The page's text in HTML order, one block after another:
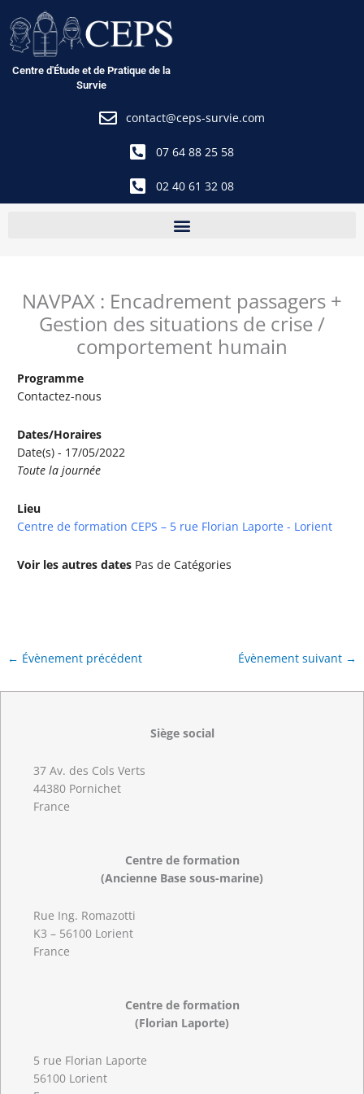
au
contenu
Centre d'Étude et de Pratique de la
Survie
contact@ceps-survie.com
07 64 88 25 58
02 40 61 32 08
NAVPAX : Encadrement passagers +
Gestion des situations de crise /
comportement humain
Programme
Contactez-nous
Dates/Horaires
Date(s) - 17/05/2022
Toute la journée
Lieu
Centre de formation CEPS – 5 rue Florian Laporte - Lorient
Voir les autres dates Pas de Catégories
← Évènement précédent Évènement suivant →
Siège social
37 Av. des Cols Verts
44380 Pornichet
France
Centre de formation
(Ancienne Base sous-marine)
Rue Ing. Romazotti
K3 – 56100 Lorient
France
Centre de formation
(Florian Laporte)
5 rue Florian Laporte
56100 Lorient